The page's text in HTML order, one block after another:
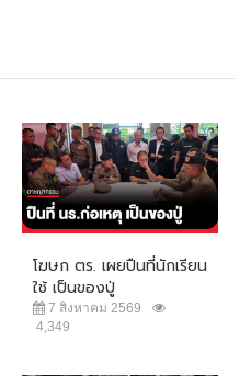
โฆษก ตร. เผยปืนที่นักเรียน
ใช้ เป็นของปู่
7 สิงหาคม 2569
4,349